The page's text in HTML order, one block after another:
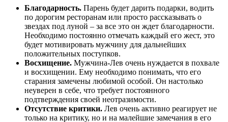
Благодарность. Парень будет дарить подарки, водить
по дорогим ресторанам или просто рассказывать о
звездах под луной – за все это он ждет благодарности.
Необходимо постоянно отмечать каждый его жест, это
будет мотивировать мужчину для дальнейших
положительных поступков.
Восхищение. Мужчина-Лев очень нуждается в похвале
и восхищении. Ему необходимо понимать, что его
старания замечены любимой особой. Он настолько
неуверен в себе, что требует постоянного
подтверждения своей неотразимости.
Отсутствие критики. Лев очень активно реагирует не
только на критику, но и на малейшие замечания в его